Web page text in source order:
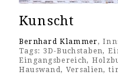
Kunscht
Bernhard Klammer,
Tags: 3D-Buchstaben,
Eingangsbereich,
Hauswand, Versalien,